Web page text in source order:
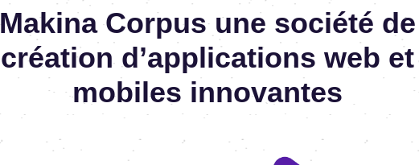
Makina Corpus une société de
création d’applications web et
mobiles innovantes